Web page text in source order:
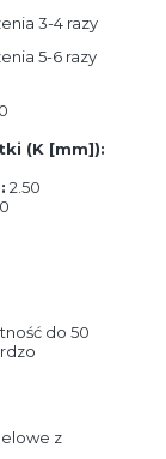
3-4 razy
5-6 razy
(K [mm]):
2.50
do 50
z